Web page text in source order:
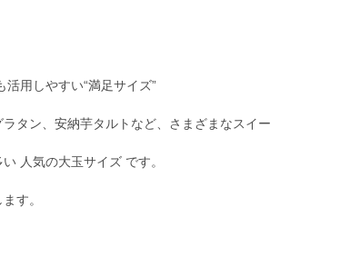
用しやすい“満足サイズ”
タン、安納芋タルトなど、さまざまなスイー
人気の大玉サイズ です。
す。